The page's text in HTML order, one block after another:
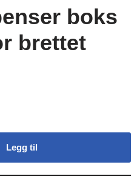
boks
brettet
Legg til